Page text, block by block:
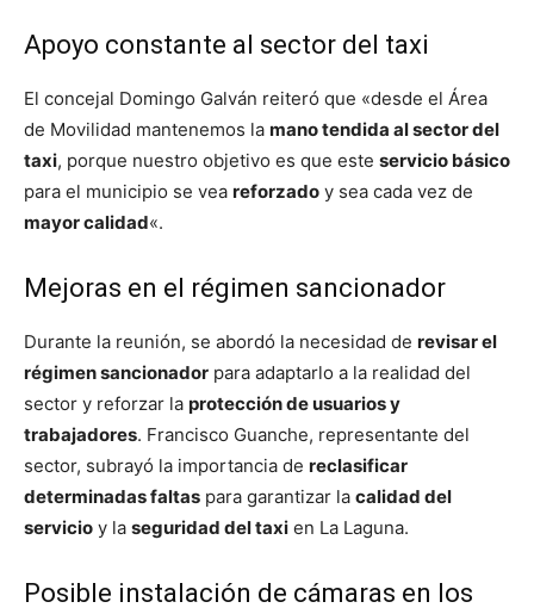
Apoyo constante al sector del taxi
El concejal Domingo Galván reiteró que «desde el Área
de Movilidad mantenemos la mano tendida al sector del
taxi, porque nuestro objetivo es que este servicio básico
para el municipio se vea reforzado y sea cada vez de
mayor calidad«.
Mejoras en el régimen sancionador
Durante la reunión, se abordó la necesidad de revisar el
régimen sancionador para adaptarlo a la realidad del
sector y reforzar la protección de usuarios y
trabajadores. Francisco Guanche, representante del
sector, subrayó la importancia de reclasificar
determinadas faltas para garantizar la calidad del
servicio y la seguridad del taxi en La Laguna.
Posible instalación de cámaras en los